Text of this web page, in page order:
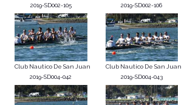
2019-SD002-105
2019-SD002-106
Club Nautico De San Juan
2019-SD004-042
Club Nautico De San Juan
2019-SD004-043